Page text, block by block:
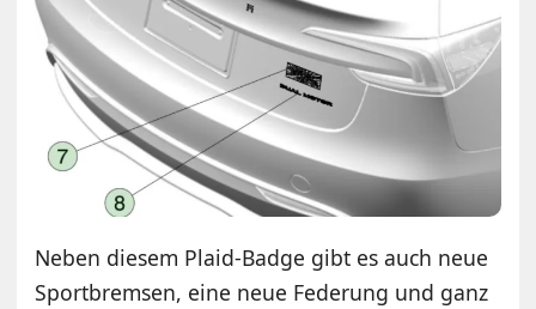
Neben diesem Plaid-Badge gibt es auch neue
Sportbremsen, eine neue Federung und ganz